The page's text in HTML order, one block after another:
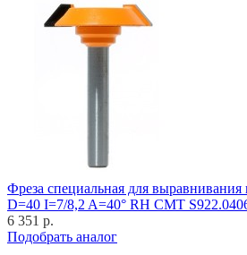
Фреза специальная для выравнивания
D=40 I=7/8,2 A=40° RH CMT
6 351 р.
Подобрать аналог